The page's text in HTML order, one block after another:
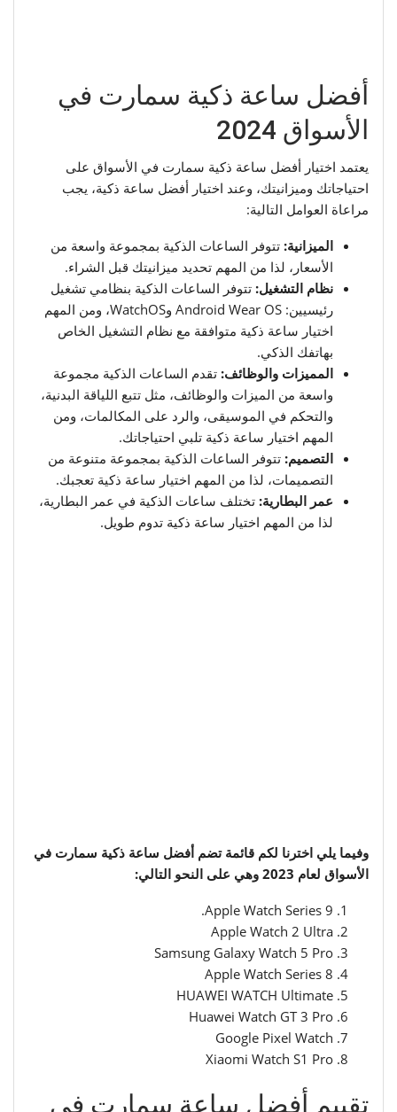
أفضل ساعة ذكية سمارت في
الأسواق 2024
يعتمد اختيار أفضل ساعة ذكية سمارت في الأسواق على
احتياجاتك وميزانيتك، وعند اختيار أفضل ساعة ذكية، يجب
مراعاة العوامل التالية:
الميزانية: تتوفر الساعات الذكية بمجموعة واسعة من
الأسعار، لذا من المهم تحديد ميزانيتك قبل الشراء.
نظام التشغيل: تتوفر الساعات الذكية بنظامي تشغيل
رئيسيين: Android Wear OS وWatchOS، ومن المهم
اختيار ساعة ذكية متوافقة مع نظام التشغيل الخاص
بهاتفك الذكي.
المميزات والوظائف: تقدم الساعات الذكية مجموعة
واسعة من الميزات والوظائف، مثل تتبع اللياقة البدنية،
والتحكم في الموسيقى، والرد على المكالمات، ومن
المهم اختيار ساعة ذكية تلبي احتياجاتك.
التصميم: تتوفر الساعات الذكية بمجموعة متنوعة من
التصميمات، لذا من المهم اختيار ساعة ذكية تعجبك.
عمر البطارية: تختلف ساعات الذكية في عمر البطارية،
لذا من المهم اختيار ساعة ذكية تدوم طويل.
وفيما يلي اخترنا لكم قائمة تضم أفضل ساعة ذكية سمارت في
الأسواق لعام 2023 وهي على النحو التالي:
Apple Watch Series 9.
Apple Watch 2 Ultra
Samsung Galaxy Watch 5 Pro
Apple Watch Series 8
HUAWEI WATCH Ultimate
Huawei Watch GT 3 Pro
Google Pixel Watch
Xiaomi Watch S1 Pro
تقييم أفضل ساعة سمارت في